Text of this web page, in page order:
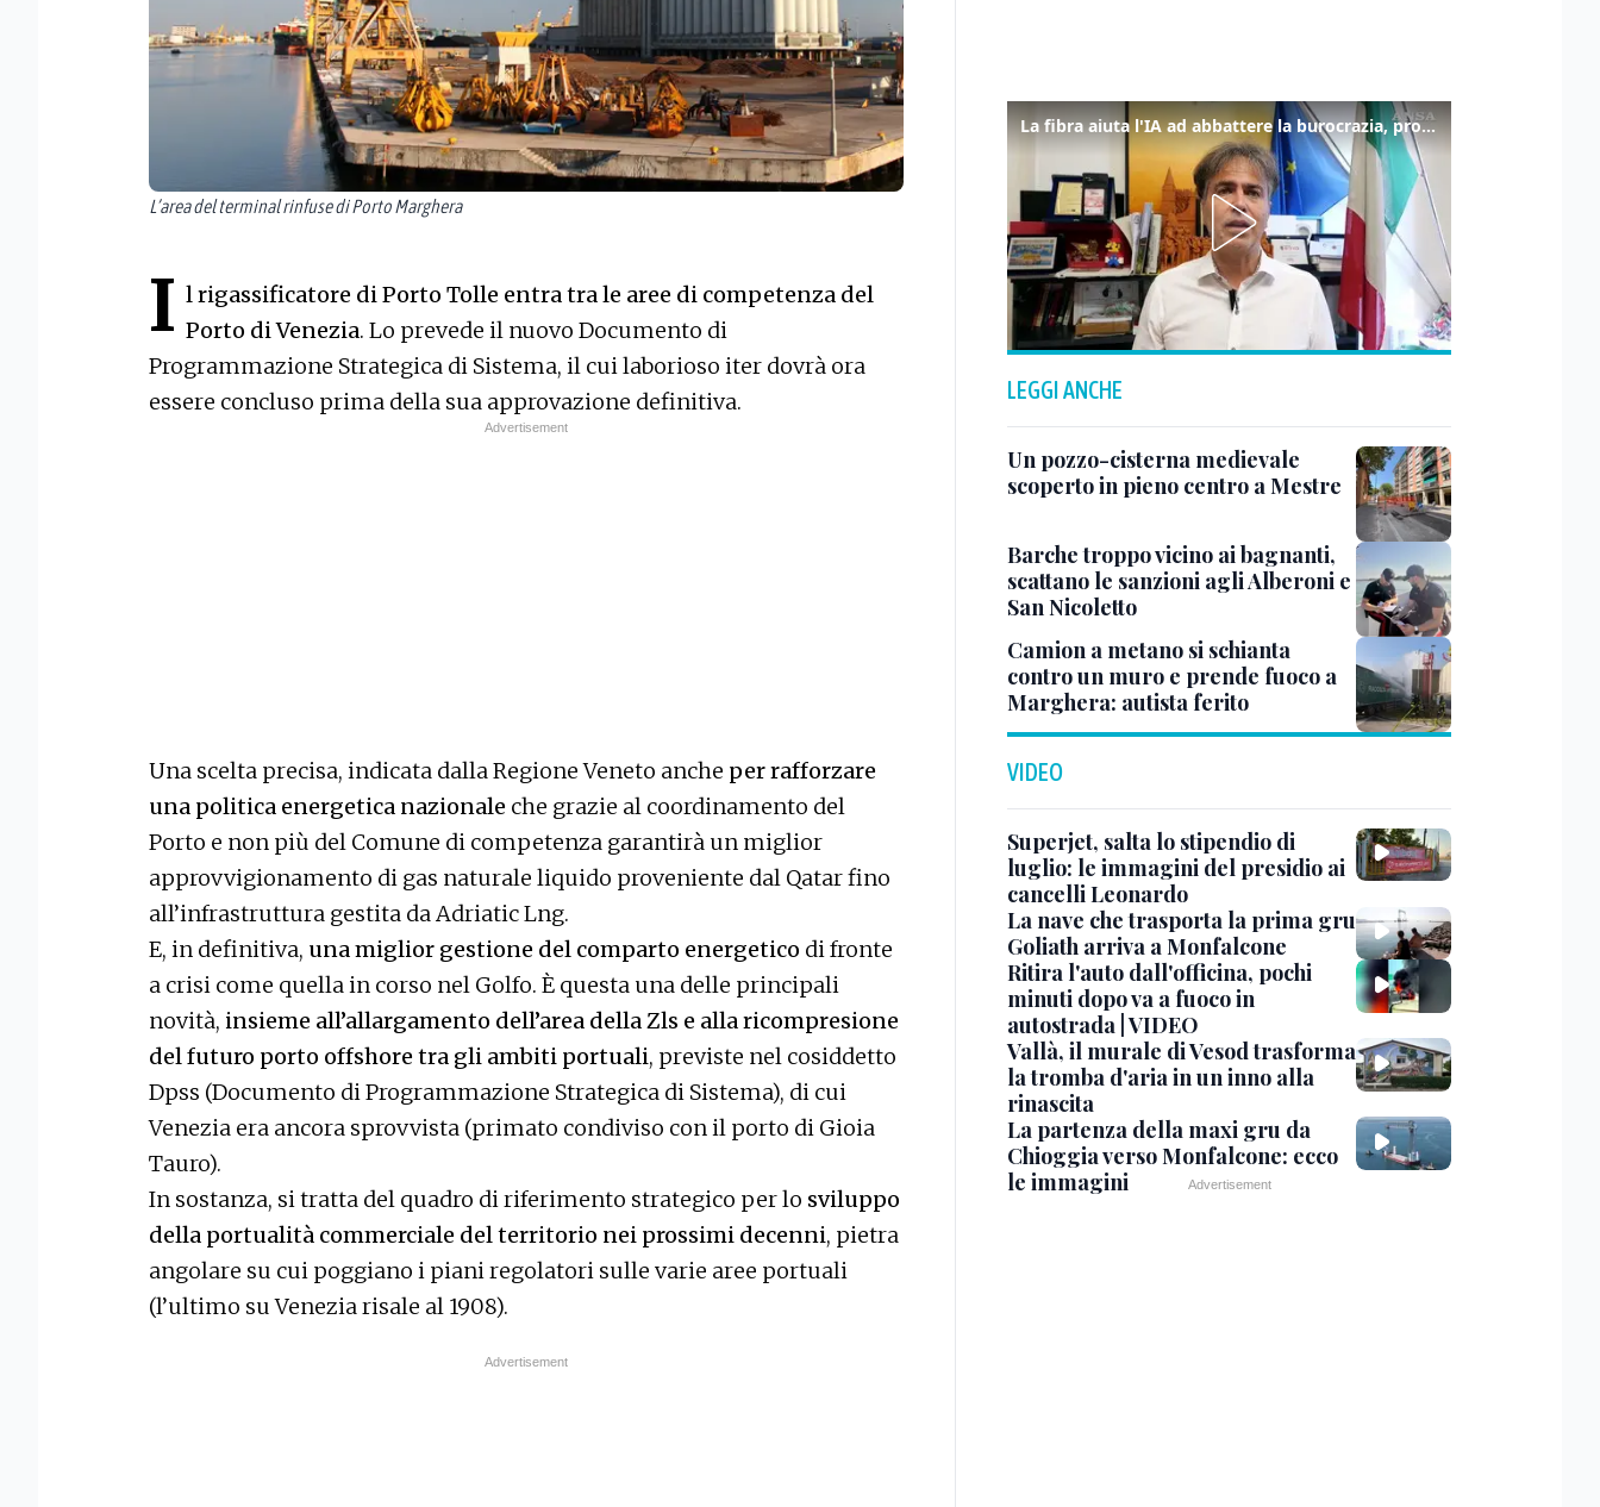
L’area del terminal rinfuse di Porto Marghera
I l rigassificatore di Porto Tolle entra tra le aree di competenza del
Porto di Venezia. Lo prevede il nuovo Documento di
Programmazione Strategica di Sistema, il cui laborioso iter dovrà ora
essere concluso prima della sua approvazione definitiva.
Una scelta precisa, indicata dalla Regione Veneto anche per rafforzare
una politica energetica nazionale che grazie al coordinamento del
Porto e non più del Comune di competenza garantirà un miglior
approvvigionamento di gas naturale liquido proveniente dal Qatar fino
all’infrastruttura gestita da Adriatic Lng.
E, in definitiva, una miglior gestione del comparto energetico di fronte
a crisi come quella in corso nel Golfo. È questa una delle principali
novità, insieme all’allargamento dell’area della Zls e alla ricompresione
del futuro porto offshore tra gli ambiti portuali, previste nel cosiddetto
Dpss (Documento di Programmazione Strategica di Sistema), di cui
Venezia era ancora sprovvista (primato condiviso con il porto di Gioia
Tauro).
In sostanza, si tratta del quadro di riferimento strategico per lo sviluppo
della portualità commerciale del territorio nei prossimi decenni, pietra
angolare su cui poggiano i piani regolatori sulle varie aree portuali
(l’ultimo su Venezia risale al 1908).
La fibra aiuta l'IA ad abbattere la burocrazia, progetto pilota in Veneto
LEGGI ANCHE
Un pozzo-cisterna medievale
scoperto in pieno centro a Mestre
Barche troppo vicino ai bagnanti,
scattano le sanzioni agli Alberoni e
San Nicoletto
Camion a metano si schianta
contro un muro e prende fuoco a
Marghera: autista ferito
VIDEO
Superjet, salta lo stipendio di
luglio: le immagini del presidio ai
cancelli Leonardo
La nave che trasporta la prima gru
Goliath arriva a Monfalcone
Ritira l'auto dall'officina, pochi
minuti dopo va a fuoco in
autostrada | VIDEO
Vallà, il murale di Vesod trasforma
la tromba d'aria in un inno alla
rinascita
La partenza della maxi gru da
Chioggia verso Monfalcone: ecco
le immagini